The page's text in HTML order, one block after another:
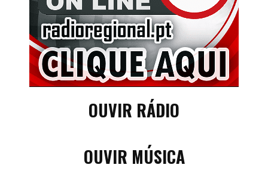
OUVIR RÁDIO
OUVIR MÚSICA